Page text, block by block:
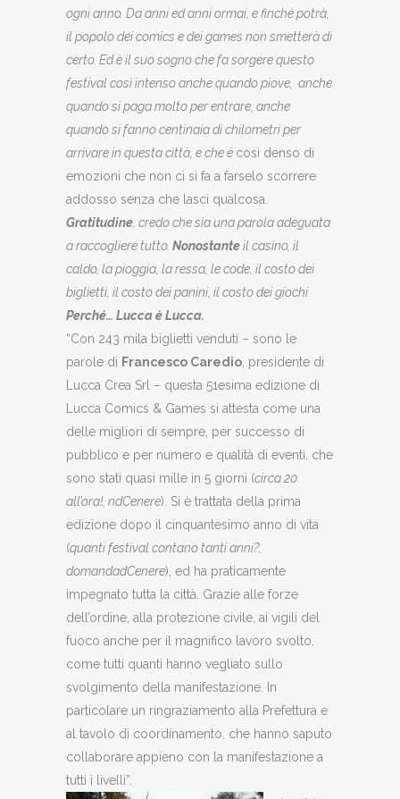
ogni anno. Da anni ed anni ormai, e finché potrà,
il popolo dei comics e dei games non smetterà di
certo. Ed è il suo sogno che fa sorgere questo
festival così intenso anche quando piove, anche
quando si paga molto per entrare, anche
quando si fanno centinaia di chilometri per
arrivare in questa città, e che è così denso di
emozioni che non ci si fa a farselo scorrere
addosso senza che lasci qualcosa.
Gratitudine , credo che sia una parola adeguata
a raccogliere tutto. Nonostanteil casino, il
caldo, la pioggia, la ressa, le code, il costo dei
biglietti, il costo dei panini, il costo dei giochi.
Perché… Lucca è Lucca.
“Con 243 mila biglietti venduti – sono le
parole di Francesco Caredio , presidente di
Lucca Crea Srl – questa 51esima edizione di
Lucca Comics & Games si attesta come una
delle migliori di sempre, per successo di
pubblico e per numero e qualità di eventi, che
sono stati quasi mille in 5 giorni (circa 20
all’ora!, ndCenere). Si è trattata della prima
edizione dopo il cinquantesimo anno di vita
(quanti festival contano tanti anni?,
domandadCenere), ed ha praticamente
impegnato tutta la città. Grazie alle forze
dell’ordine, alla protezione civile, ai vigili del
fuoco anche per il magnifico lavoro svolto,
come tutti quanti hanno vegliato sullo
svolgimento della manifestazione. In
particolare un ringraziamento alla Prefettura e
al tavolo di coordinamento, che hanno saputo
collaborare appieno con la manifestazione a
tutti i livelli”.